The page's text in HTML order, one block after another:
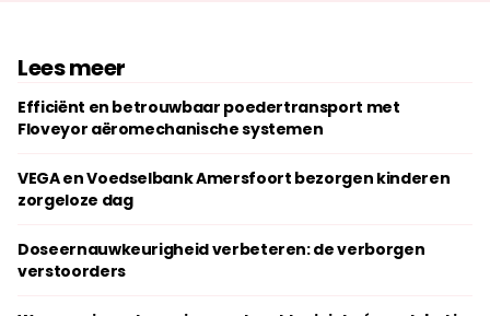
Lees meer
Efficiënt en betrouwbaar poedertransport met
Floveyor aëromechanische systemen
VEGA en Voedselbank Amersfoort bezorgen kinderen
zorgeloze dag
Doseernauwkeurigheid verbeteren: de verborgen
verstoorders